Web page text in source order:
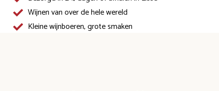
Wijnen van over de hele wereld
Kleine wijnboeren, grote smaken